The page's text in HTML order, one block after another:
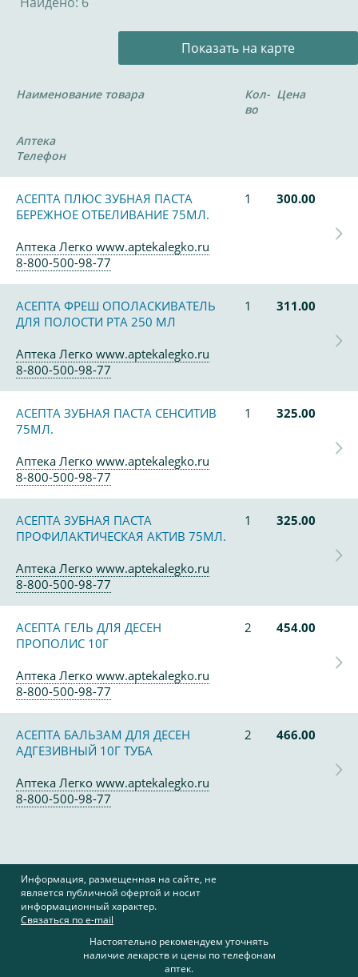
Показать на карте
Наименование товара
Кол-
во
Цена
Аптека
Телефон
АСЕПТА ПЛЮС ЗУБНАЯ ПАСТА
БЕРЕЖНОЕ ОТБЕЛИВАНИЕ 75МЛ.
1 300.00
Аптека Легко www.aptekalegko.ru
8-800-500-98-77
АСЕПТА ФРЕШ ОПОЛАСКИВАТЕЛЬ
ДЛЯ ПОЛОСТИ РТА 250 МЛ
1 311.00
Аптека Легко www.aptekalegko.ru
8-800-500-98-77
АСЕПТА ЗУБНАЯ ПАСТА СЕНСИТИВ
75МЛ.
1 325.00
Аптека Легко www.aptekalegko.ru
8-800-500-98-77
АСЕПТА ЗУБНАЯ ПАСТА
ПРОФИЛАКТИЧЕСКАЯ АКТИВ 75МЛ.
1 325.00
Аптека Легко www.aptekalegko.ru
8-800-500-98-77
АСЕПТА ГЕЛЬ ДЛЯ ДЕСЕН
ПРОПОЛИС 10Г
2 454.00
Аптека Легко www.aptekalegko.ru
8-800-500-98-77
АСЕПТА БАЛЬЗАМ ДЛЯ ДЕСЕН
АДГЕЗИВНЫЙ 10Г ТУБА
2 466.00
Аптека Легко www.aptekalegko.ru
8-800-500-98-77
Информация, размещенная на сайте, не
является публичной офертой и носит
информационный характер.
Связаться по e-mail
Настоятельно рекомендуем уточнять
наличие лекарств и цены по телефонам
аптек.